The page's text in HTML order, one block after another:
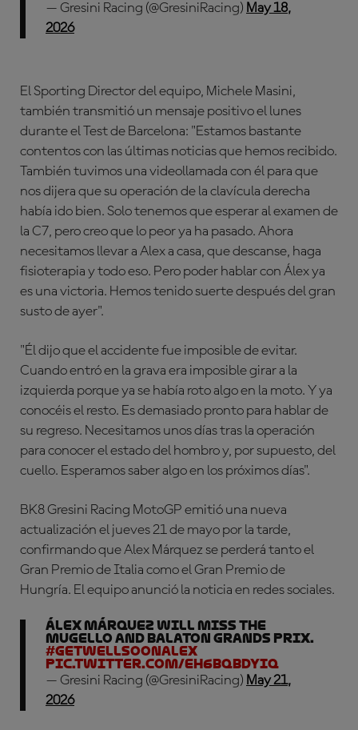
— Gresini Racing (@GresiniRacing) May 18,
2026
El Sporting Director del equipo, Michele Masini,
también transmitió un mensaje positivo el lunes
durante el Test de Barcelona: "Estamos bastante
contentos con las últimas noticias que hemos recibido.
También tuvimos una videollamada con él para que
nos dijera que su operación de la clavícula derecha
había ido bien. Solo tenemos que esperar al examen de
la C7, pero creo que lo peor ya ha pasado. Ahora
necesitamos llevar a Alex a casa, que descanse, haga
fisioterapia y todo eso. Pero poder hablar con Álex ya
es una victoria. Hemos tenido suerte después del gran
susto de ayer".
"Él dijo que el accidente fue imposible de evitar.
Cuando entró en la grava era imposible girar a la
izquierda porque ya se había roto algo en la moto. Y ya
conocéis el resto. Es demasiado pronto para hablar de
su regreso. Necesitamos unos días tras la operación
para conocer el estado del hombro y, por supuesto, del
cuello. Esperamos saber algo en los próximos días".
BK8 Gresini Racing MotoGP emitió una nueva
actualización el jueves 21 de mayo por la tarde,
confirmando queAlex Márquez se perderá tanto el
Gran Premio de Italia como el Gran Premio de
Hungría. El equipo anunció la noticia en redes sociales.
Álex Márquez will miss the
Mugello and Balaton Grands Prix.
#GetWellSoonAlex
pic.twitter.com/eH6BqbDYiq
— Gresini Racing (@GresiniRacing) May 21,
2026